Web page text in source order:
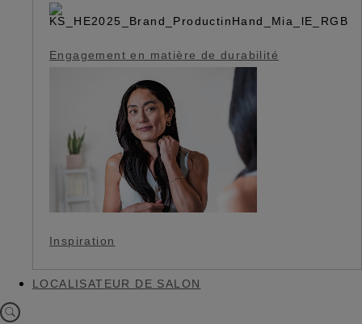
Engagement en matière de durabilité
Inspiration
LOCALISATEUR DE SALON